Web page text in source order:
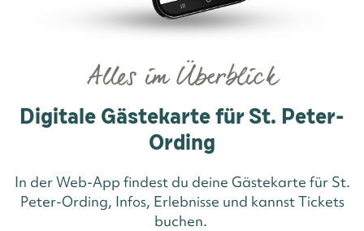
Alles im Überblick
Digitale Gästekarte für St. Peter-
Ording
In der Web-App findest du deine Gästekarte für St.
Peter-Ording, Infos, Erlebnisse und kannst Tickets
buchen.